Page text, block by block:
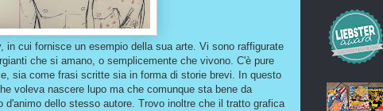
in cui fornisce un esempio della sua arte. Vi sono raffigurate
che si amano, o semplicemente che vivono. C'è pure
sia come frasi scritte sia in forma di storie brevi. In questo
voleva nascere lupo ma che comunque sta bene da
d'animo dello stesso autore. Trovo inoltre che il tratto grafica